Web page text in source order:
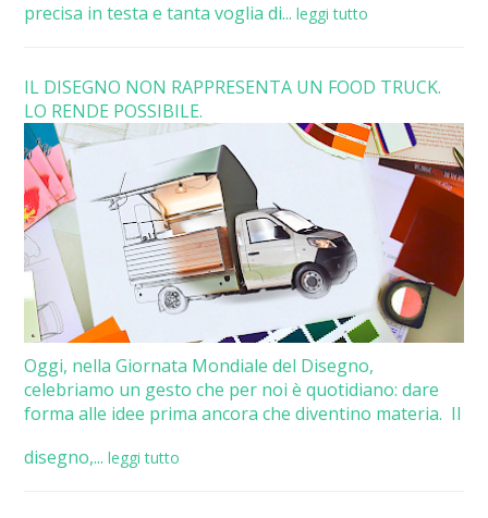
precisa in testa e tanta voglia di... leggi tutto
IL DISEGNO NON RAPPRESENTA UN FOOD TRUCK.
LO RENDE POSSIBILE.
Oggi, nella Giornata Mondiale del Disegno,
celebriamo un gesto che per noi è quotidiano: dare
forma alle idee prima ancora che diventino materia. Il
disegno,... leggi tutto